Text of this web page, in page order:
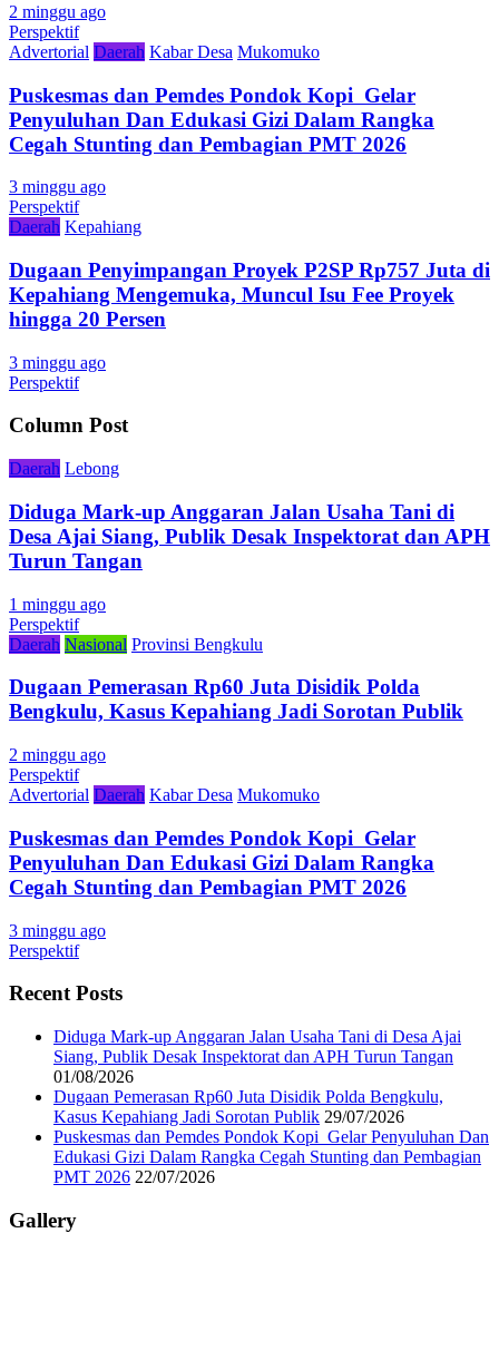
2 minggu ago
Perspektif
Advertorial Daerah Kabar Desa Mukomuko
Puskesmas dan Pemdes Pondok Kopi Gelar
Penyuluhan Dan Edukasi Gizi Dalam Rangka
Cegah Stunting dan Pembagian PMT 2026
3 minggu ago
Perspektif
Daerah Kepahiang
Dugaan Penyimpangan Proyek P2SP Rp757 Juta di
Kepahiang Mengemuka, Muncul Isu Fee Proyek
hingga 20 Persen
3 minggu ago
Perspektif
Column Post
Daerah Lebong
Diduga Mark-up Anggaran Jalan Usaha Tani di
Desa Ajai Siang, Publik Desak Inspektorat dan APH
Turun Tangan
1 minggu ago
Perspektif
Daerah Nasional Provinsi Bengkulu
Dugaan Pemerasan Rp60 Juta Disidik Polda
Bengkulu, Kasus Kepahiang Jadi Sorotan Publik
2 minggu ago
Perspektif
Advertorial Daerah Kabar Desa Mukomuko
Puskesmas dan Pemdes Pondok Kopi Gelar
Penyuluhan Dan Edukasi Gizi Dalam Rangka
Cegah Stunting dan Pembagian PMT 2026
3 minggu ago
Perspektif
Recent Posts
Diduga Mark-up Anggaran Jalan Usaha Tani di Desa Ajai
Siang, Publik Desak Inspektorat dan APH Turun Tangan
01/08/2026
Dugaan Pemerasan Rp60 Juta Disidik Polda Bengkulu,
Kasus Kepahiang Jadi Sorotan Publik 29/07/2026
Puskesmas dan Pemdes Pondok Kopi Gelar Penyuluhan Dan
Edukasi Gizi Dalam Rangka Cegah Stunting dan Pembagian
PMT 2026 22/07/2026
Gallery